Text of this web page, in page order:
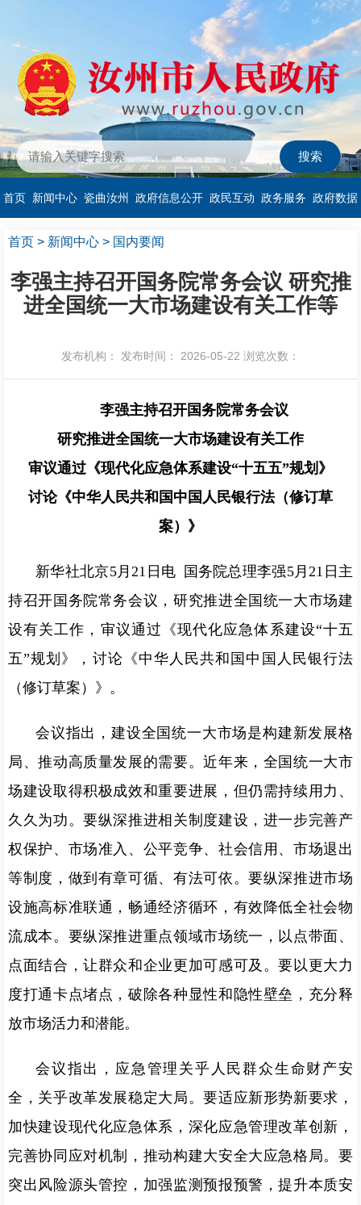
首页 新闻中心 瓷曲汝州 政府信息公开 政民互动 政务服务 政府数据
首页 > 新闻中心 > 国内要闻
李强主持召开国务院常务会议 研究推
进全国统一大市场建设有关工作等
发布机构： 发布时间： 2026-05-22 浏览次数：
李强主持召开国务院常务会议
研究推进全国统一大市场建设有关工作
审议通过《现代化应急体系建设“十五五”规划》
讨论《中华人民共和国中国人民银行法（修订草
案）》
新华社北京5月21日电 国务院总理李强5月21日主
持召开国务院常务会议，研究推进全国统一大市场建
设有关工作，审议通过《现代化应急体系建设“十五
五”规划》，讨论《中华人民共和国中国人民银行法
（修订草案）》。
会议指出，建设全国统一大市场是构建新发展格
局、推动高质量发展的需要。近年来，全国统一大市
场建设取得积极成效和重要进展，但仍需持续用力、
久久为功。要纵深推进相关制度建设，进一步完善产
权保护、市场准入、公平竞争、社会信用、市场退出
等制度，做到有章可循、有法可依。要纵深推进市场
设施高标准联通，畅通经济循环，有效降低全社会物
流成本。要纵深推进重点领域市场统一，以点带面、
点面结合，让群众和企业更加可感可及。要以更大力
度打通卡点堵点，破除各种显性和隐性壁垒，充分释
放市场活力和潜能。
会议指出，应急管理关乎人民群众生命财产安
全，关乎改革发展稳定大局。要适应新形势新要求，
加快建设现代化应急体系，深化应急管理改革创新，
完善协同应对机制，推动构建大安全大应急格局。要
突出风险源头管控，加强监测预报预警，提升本质安